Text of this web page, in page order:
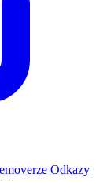
Odkazy